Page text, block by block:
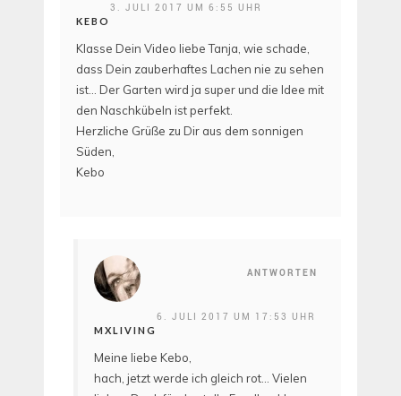
KEBO
3. JULI 2017 UM 6:55 UHR
Klasse Dein Video liebe Tanja, wie schade,
dass Dein zauberhaftes Lachen nie zu sehen
ist… Der Garten wird ja super und die Idee mit
den Naschkübeln ist perfekt.
Herzliche Grüße zu Dir aus dem sonnigen
Süden,
Kebo
ANTWORTEN
MXLIVING
6. JULI 2017 UM 17:53 UHR
Meine liebe Kebo,
hach, jetzt werde ich gleich rot… Vielen